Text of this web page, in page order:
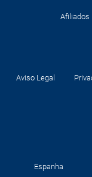
Afiliados
Aviso Legal
Espanha